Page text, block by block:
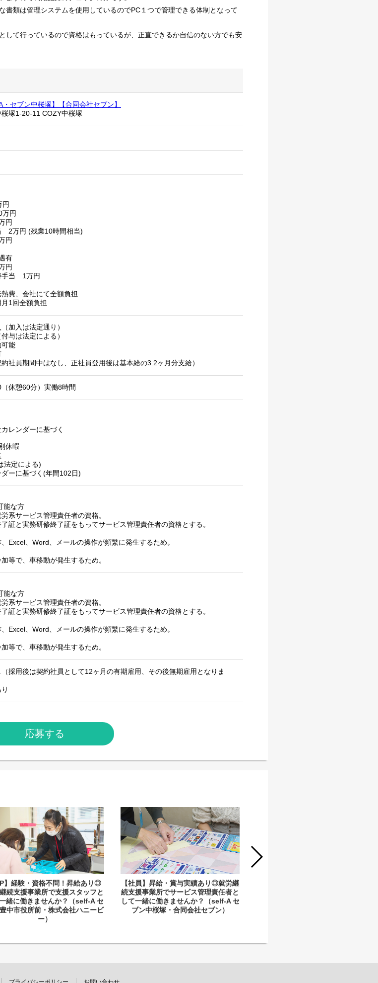
書類は管理システムを使用しているのでPC１つで管理できる体制となって
して行っているので資格はもっているが、正直できるか自信のない方でも安
・セブン中桜塚】【合同会社セブン】
塚1-20-11 COZY中桜塚
円
円
円
2万円 (残業10時間相当)
円
有
円
手当 1万円
熱費、会社にて全額負担
月1回全額負担
加入は法定通り）
与は法定による）
可能
約社員期間中はなし、正社員登用後は基本給の3.2ヶ月分支給）
休憩60分）実働8時間
レンダーに基づく
休暇
法定による)
ーに基づく(年間102日)
能な方
労系サービス管理責任者の資格。
証と実務研修終了証をもってサービス管理責任者の資格とする。
Excel、Word、メールの操作が頻繁に発生するため。
等で、車移動が発生するため。
能な方
労系サービス管理責任者の資格。
証と実務研修終了証をもってサービス管理責任者の資格とする。
Excel、Word、メールの操作が頻繁に発生するため。
等で、車移動が発生するため。
採用後は契約社員として12ヶ月の有期雇用、その後無期雇用となりま
応募する
】経験・資格不問！昇給あり◎
続支援事業所で支援スタッフと
緒に働きませんか？（self-A セ
中市役所前・株式会社ハニービ
ー）
【社員】昇給・賞与実績あり◎就労継
続支援事業所でサービス管理責任者と
して一緒に働きませんか？（self-A セ
ブン中桜塚・合同会社セブン）